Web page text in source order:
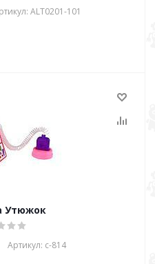
ALT0201-101
игрушка Утюжок
Артикул: с-814